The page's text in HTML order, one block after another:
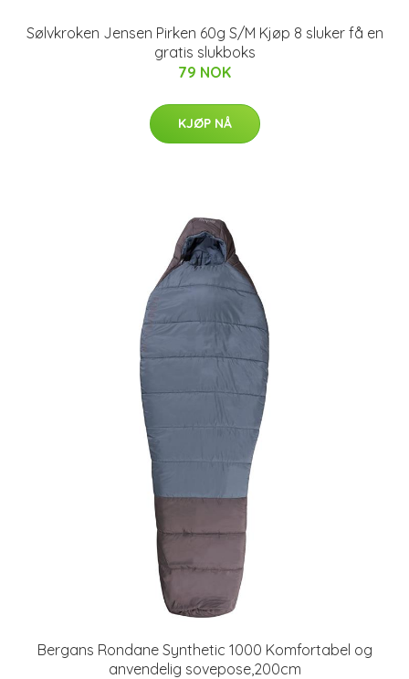
Sølvkroken Jensen Pirken 60g S/M Kjøp 8 sluker få en
gratis slukboks
79 NOK
KJØP NÅ
Bergans Rondane Synthetic 1000 Komfortabel og
anvendelig sovepose,200cm